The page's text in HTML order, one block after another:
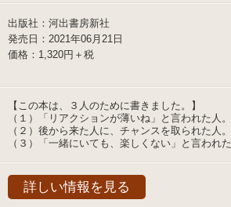
出版社：河出書房新社
発売日：2021年06月21日
価格：1,320円＋税
【この本は、３人のために書きました。】
（１）「リアクションが薄いね」と言われた人。
（２）後から来た人に、チャンスを取られた人。
（３）「一緒にいても、楽しくない」と言われた
詳しい情報を見る